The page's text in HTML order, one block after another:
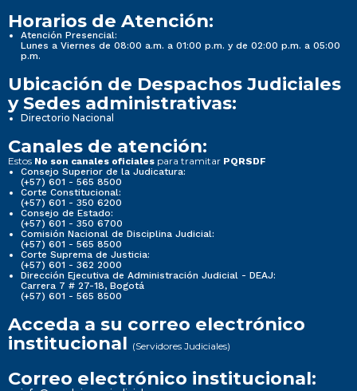
Horarios de Atención:
Atención Presencial:
Lunes a Viernes de 08:00 a.m. a 01:00 p.m. y de 02:00 p.m. a 05:00
p.m.
Ubicación de Despachos Judiciales
y Sedes administrativas:
Directorio Nacional
Canales de atención:
Estos No son canales oficiales para tramitar PQRSDF
Consejo Superior de la Judicatura:
(+57) 601 - 565 8500
Corte Constitucional:
(+57) 601 - 350 6200
Consejo de Estado:
(+57) 601 - 350 6700
Comisión Nacional de Disciplina Judicial:
(+57) 601 - 565 8500
Corte Suprema de Justicia:
(+57) 601 - 362 2000
Dirección Ejecutiva de Administración Judicial - DEAJ:
Carrera 7 # 27-18, Bogotá
(+57) 601 - 565 8500
Acceda a su correo electrónico
institucional (Servidores Judiciales)
Correo electrónico institucional: